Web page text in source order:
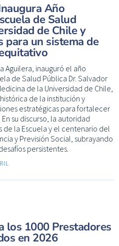
Año
de Salud
de Chile y
para un sistema de
Aguilera, inauguró el año
de Salud Pública Dr. Salvador
de la Universidad de Chile,
de la institución y
estratégicas para fortalecer
su discurso, la autoridad
de la Escuela y el centenario del
y Previsión Social, subrayando
persistentes.
los 1000 Prestadores
en 2026